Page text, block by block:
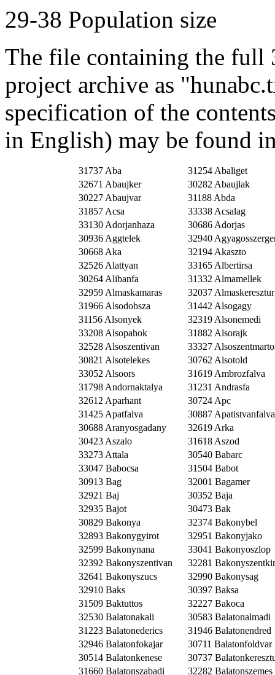
29-38 Population size
The file containing the full
project archive as
specification of the
in English) may be found
31737 Aba
31254 Abaliget
32671 Abaujker
30282 Abaujlak
30227 Abaujvar
31188 Abda
31857 Acsa
33338 Acsalag
33130 Adorjanhaza
30686 Adorjas
30936 Aggtelek
32940
30668 Aka
32194 Akaszto
32526 Alattyan
33165 Albertirsa
30264 Alibanfa
31332 Almamellek
32959 Almaskamaras
32037 Almaskeresztur
31966 Alsodobsza
31442 Alsogagy
31156 Alsonyek
32319 Alsonemedi
33208 Alsopahok
31882 Alsorajk
32528 Alsoszentivan
33327
30821 Alsotelekes
30762 Alsotold
33052 Alsoors
31619 Ambrozfalva
31798 Andornaktalya
31231 Andrasfa
32612 Aparhant
30724 Apc
31425 Apatfalva
30887 Apatistvanfalva
30688 Aranyosgadany
32619 Arka
30423 Aszalo
31618 Aszod
33273 Attala
30540 Babarc
33047 Babocsa
31504 Babot
30913 Bag
32001 Bagamer
32921 Baj
30352 Baja
32935 Bajot
30473 Bak
30829 Bakonya
32374 Bakonybel
32893 Bakonygyirot
32951 Bakonyjako
32599 Bakonynana
33041 Bakonyoszlop
32392 Bakonyszentivan
32281
32641 Bakonyszucs
32990 Bakonysag
32910 Baks
30397 Baksa
31509 Baktuttos
32227 Bakoca
32530 Balatonakali
30583 Balatonalmadi
31223 Balatonederics
31946 Balatonendred
32946 Balatonfokajar
30711 Balatonfoldvar
30514 Balatonkenese
30737
31660 Balatonszabadi
32282 Balatonszemes